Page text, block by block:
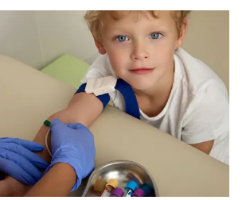
z bardzo niebezpieczną
B19 dla płodu jest śmiertelnie
mamy, u których doszło do
być pod stałą opieką lekarza, a
mamy może mieć nawet
Ostatnio jest bardzo dużo
A na czym polega cała
nam lekarz, specjalista
oraz perinatolog, Robert
Samaha.